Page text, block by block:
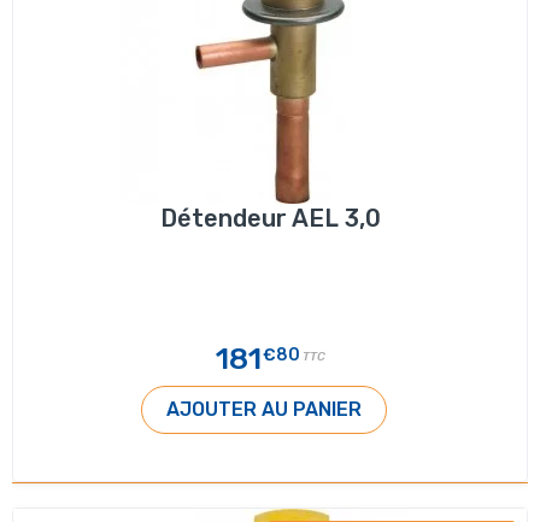
Détendeur AEL 3,0
181€80 TTC
AJOUTER AU PANIER